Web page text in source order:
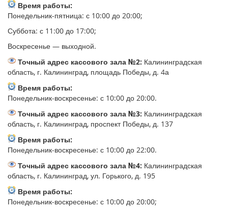
Время работы:
Понедельник-пятница: с 10:00 до 20:00;
Суббота: с 11:00 до 17:00;
Воскресенье — выходной.
Точный адрес кассового зала №2: Калининградская
область, г. Калининград, площадь Победы, д. 4а
Время работы:
Понедельник-воскресенье: с 10:00 до 20:00.
Точный адрес кассового зала №3: Калининградская
область, г. Калининград, проспект Победы, д. 137
Время работы:
Понедельник-воскресенье: с 10:00 до 22:00.
Точный адрес кассового зала №4: Калининградская
область, г. Калининград, ул. Горького, д. 195
Время работы:
Понедельник-воскресенье: с 10:00 до 20:00;